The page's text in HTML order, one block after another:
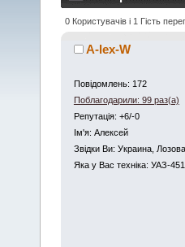
0 Користувачів і 1 Гість
A-lex-W
Повідомлень: 172
Поблагодарили: 99 раз(а)
Репутація: +6/-0
Iм'я: Алексей
Звідки Ви: Украина,
Яка у Вас техніка: УАЗ-451